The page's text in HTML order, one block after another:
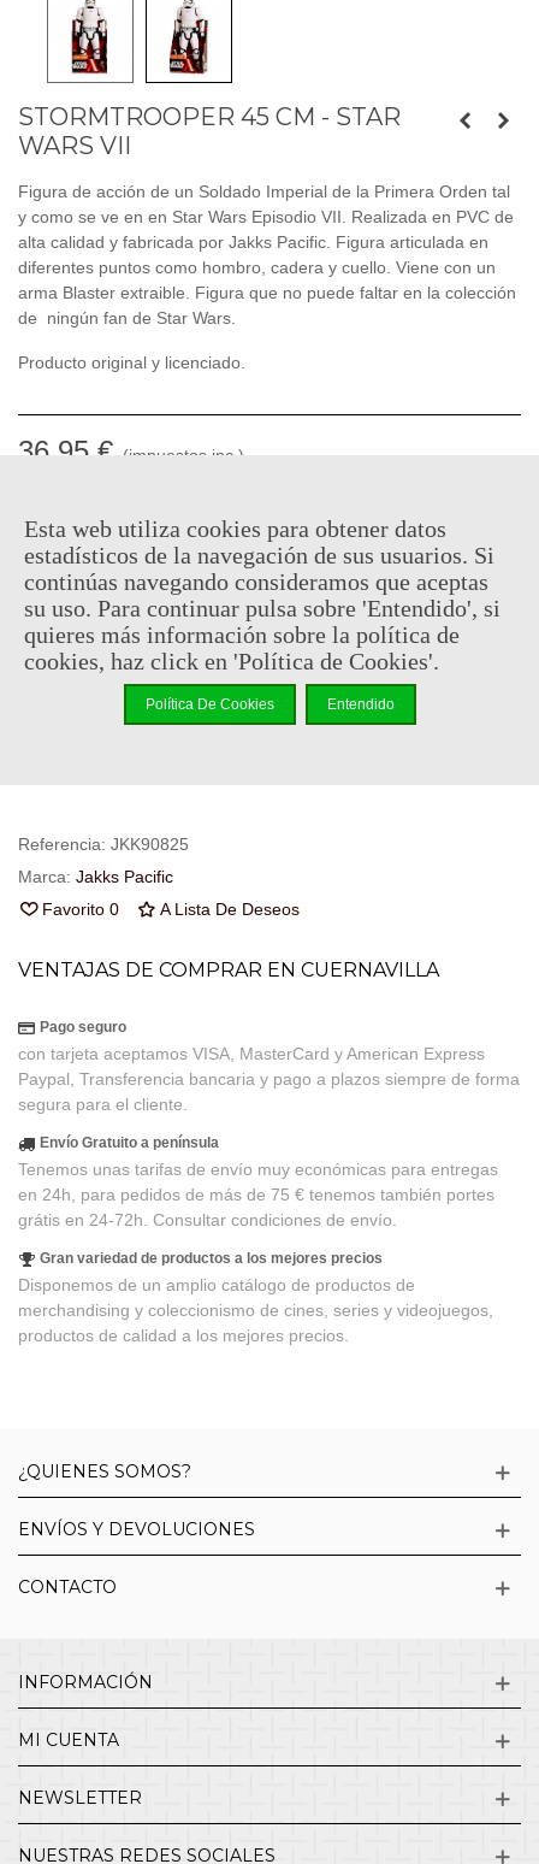
STORMTROOPER 45 CM - STAR
WARS VII
Figura de acción de un Soldado Imperial de la Primera Orden tal
y como se ve en en Star Wars Episodio VII. Realizada en PVC de
alta calidad y fabricada por Jakks Pacific. Figura articulada en
diferentes puntos como hombro, cadera y cuello. Viene con un
arma Blaster extraible. Figura que no puede faltar en la colección
de ningún fan de Star Wars.
Producto original y licenciado.
36,95 € (impuestos inc.)
-
Añadir Al Carrito
Código QR Compartir
Al comprar este producto puedes juntar hasta18puntos de
Referencia: JKK90825
Marca: Jakks Pacific
Favorito 0 A Lista De Deseos
VENTAJAS DE COMPRAR EN CUERNAVILLA
Pago seguro
con tarjeta aceptamos VISA, MasterCard y American Express
Paypal, Transferencia bancaria y pago a plazos siempre de forma
segura para el cliente.
Envío Gratuito a península
Tenemos unas tarifas de envío muy económicas para entregas
en 24h, para pedidos de más de 75 € tenemos también portes
grátis en 24-72h. Consultar condiciones de envío.
Gran variedad de productos a los mejores precios
Disponemos de un amplio catálogo de productos de
merchandising y coleccionismo de cines, series y videojuegos,
productos de calidad a los mejores precios.
¿QUIENES SOMOS?
ENVÍOS Y DEVOLUCIONES
CONTACTO
INFORMACIÓN
MI CUENTA
NEWSLETTER
NUESTRAS REDES SOCIALES
Esta web utiliza cookies para obtener datos
estadísticos de la navegación de sus usuarios. Si
continúas navegando consideramos que aceptas
su uso. Para continuar pulsa sobre 'Entendido', si
quieres más información sobre la política de
cookies, haz click en 'Política de Cookies'.
Política De Cookies Entendido